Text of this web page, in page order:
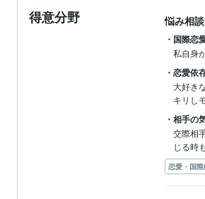
得意分野 悩み相
・国際恋
私自身
・恋愛依
大好き
キリし
・相手の
交際相
じる時
恋愛・国